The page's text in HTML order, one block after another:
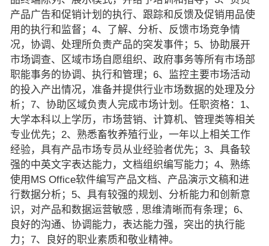
产品广告和促销计划的执行、跟踪和反馈及促销用品使
用的执行和监督；4、了解、分析、反馈市场竞争情
况，协调、处理所负责产品的突发事件；5、协助展开
市场调查、区域市场自愿组织、政府事务等所有市场部
职能事务的协调、执行和管理；6、监控主要市场活动
的投入产出情况，准备并提供行业市场数据的处理及分
析；7、协助区域负责人完成市场计划。任职资格：1、
大学本科以上学历，市场营销、计算机、管理类等相关
专业优先；2、熟悉畜牧养殖行业，一年以上相关工作
经验，具有产品市场专员从业经验者优先；3、具备较
强的中英文字表达能力，文档组织编写能力；4、熟练
使用MS Office软件编写产品文档、产品演示文稿和进
行数据分析；5、具有较强的规划、分析能力和创新意
识，对产品和数据运营敏感 , 思维清晰而有条理；6、
良好的沟通、协调能力，表达能力强，突出的执行能
力；7、良好的职业素质和敬业精神。